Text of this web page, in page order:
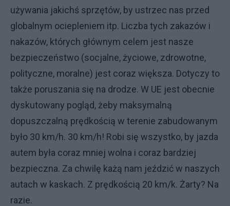
używania jakichś sprzętów, by ustrzec nas przed
globalnym ociepleniem itp. Liczba tych zakazów i
nakazów, których głównym celem jest nasze
bezpieczeństwo (socjalne, życiowe, zdrowotne,
polityczne, moralne) jest coraz większa. Dotyczy to
także poruszania się na drodze. W UE jest obecnie
dyskutowany pogląd, żeby maksymalną
dopuszczalną prędkością w terenie zabudowanym
było 30 km/h. 30 km/h! Robi się wszystko, by jazda
autem była coraz mniej wolna i coraz bardziej
bezpieczna. Za chwilę każą nam jeździć w naszych
autach w kaskach. Z prędkością 20 km/k. Żarty? Na
razie.